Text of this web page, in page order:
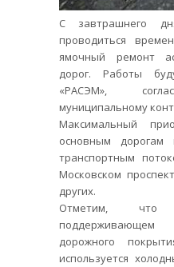
С завтрашнего
проводиться
ямочный ремонт
дорог. Работы
«РАСЭМ»,
муниципальному
Максимальный
основным дорогам
транспортным
Московском
других.
Отметим, что
дорожного
используется